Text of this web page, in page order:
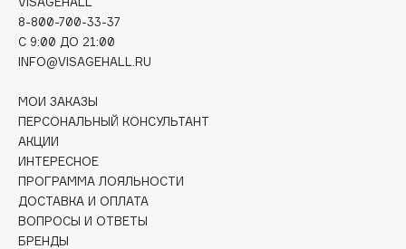
Clarette
Clarins
Clarins Precious
НОВИНКА
Clive Christian
Club De Nuit
Collagenina
Consly
Corimo
CosRX
8-800-700-33-37
C 9:00 ДО 21:00
INFO@VISAGEHALL.RU
МОИ ЗАКАЗЫ
ПЕРСОНАЛЬНЫЙ КОНСУЛЬТАНТ
АКЦИИ
ИНТЕРЕСНОЕ
ПРОГРАММА ЛОЯЛЬНОСТИ
ДОСТАВКА И ОПЛАТА
ВОПРОСЫ И ОТВЕТЫ
БРЕНДЫ